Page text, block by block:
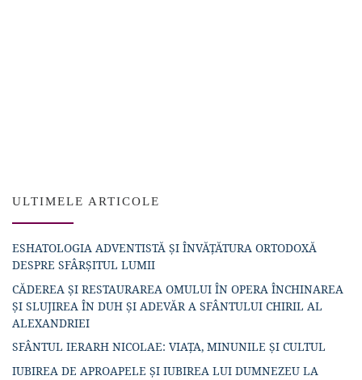
ULTIMELE ARTICOLE
ESHATOLOGIA ADVENTISTĂ ȘI ÎNVĂȚĂTURA ORTODOXĂ
DESPRE SFÂRȘITUL LUMII
CĂDEREA ȘI RESTAURAREA OMULUI ÎN OPERA ÎNCHINAREA
ȘI SLUJIREA ÎN DUH ȘI ADEVĂR A SFÂNTULUI CHIRIL AL
ALEXANDRIEI
SFÂNTUL IERARH NICOLAE: VIAȚA, MINUNILE ȘI CULTUL
IUBIREA DE APROAPELE ȘI IUBIREA LUI DUMNEZEU LA